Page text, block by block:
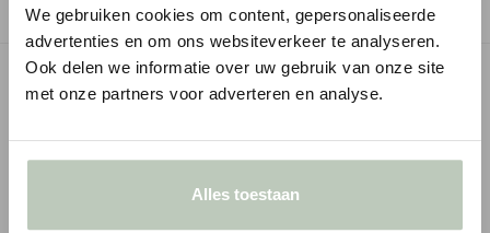
We gebruiken cookies om content, gepersonaliseerde
advertenties en om ons websiteverkeer te analyseren.
Ook delen we informatie over uw gebruik van onze site
met onze partners voor adverteren en analyse.
Alles toestaan
SPECIFICATIES
MONTAGESERVICE